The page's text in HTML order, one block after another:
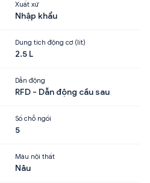
Xuất xứ
Nhập khẩu
Dung tích động cơ (lít)
2.5 L
Dẫn động
RFD - Dẫn động cầu sau
Số chỗ ngồi
5
Màu nội thất
Nâu